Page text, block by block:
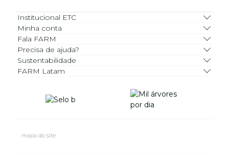
Institucional ETC
Minha conta
Fala FARM
Precisa de ajuda?
Sustentabilidade
FARM Latam
mapa do site